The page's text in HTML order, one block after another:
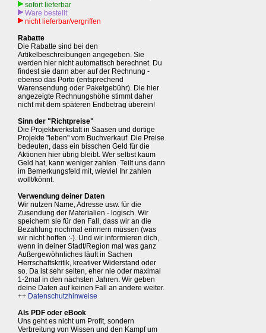
sofort lieferbar
Ware bestellt
nicht lieferbar/vergriffen
Rabatte
Die Rabatte sind bei den
Artikelbeschreibungen angegeben. Sie
werden hier nicht automatisch berechnet. Du
findest sie dann aber auf der Rechnung -
ebenso das Porto (entsprechend
Warensendung oder Paketgebühr). Die hier
angezeigte Rechnungshöhe stimmt daher
nicht mit dem späteren Endbetrag überein!
Sinn der "Richtpreise"
Die Projektwerkstatt in Saasen und dortige
Projekte "leben" vom Buchverkauf. Die Preise
bedeuten, dass ein bisschen Geld für die
Aktionen hier übrig bleibt. Wer selbst kaum
Geld hat, kann weniger zahlen. Teilt uns dann
im Bemerkungsfeld mit, wieviel Ihr zahlen
wollt/könnt.
Verwendung deiner Daten
Wir nutzen Name, Adresse usw. für die
Zusendung der Materialien - logisch. Wir
speichern sie für den Fall, dass wir an die
Bezahlung nochmal erinnern müssen (was
wir nicht hoffen :-). Und wir informieren dich,
wenn in deiner Stadt/Region mal was ganz
Außergewöhnliches läuft in Sachen
Herrschaftskritik, kreativer Widerstand oder
so. Da ist sehr selten, eher nie oder maximal
1-2mal in den nächsten Jahren. Wir geben
deine Daten auf keinen Fall an andere weiter.
++ Datenschutzhinweise
Als PDF oder eBook
Uns geht es nicht um Profit, sondern
Verbreitung von Wissen und den Kampf um